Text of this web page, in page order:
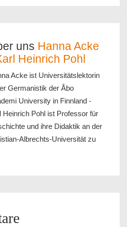
uns Hanna Acke
Heinrich Pohl
Acke ist Universitätslektorin
Germanistik der Åbo
University in Finnland -
Heinrich Pohl ist Professor für
und ihre Didaktik an der
Albrechts-Universität zu